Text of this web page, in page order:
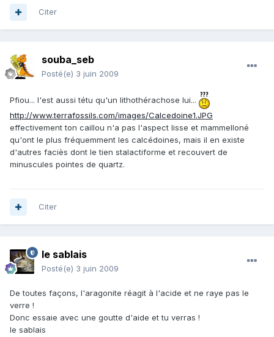
Citer
souba_seb
Posté(e) 3 juin 2009
Pfiou... l'est aussi tétu qu'un lithothérachose lui...
http://www.terrafossils.com/images/Calcedoine1.JPG
effectivement ton caillou n'a pas l'aspect lisse et mammelloné
qu'ont le plus fréquemment les calcédoines, mais il en existe
d'autres faciès dont le tien stalactiforme et recouvert de
minuscules pointes de quartz.
Citer
le sablais
Posté(e) 3 juin 2009
De toutes façons, l'aragonite réagit à l'acide et ne raye pas le
verre !
Donc essaie avec une goutte d'aide et tu verras !
le sablais